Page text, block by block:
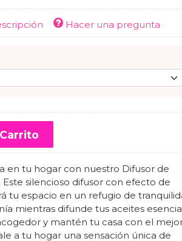
Hacer una pregunta
en tu hogar con nuestro Difusor de
silencioso difusor con efecto de
tu espacio en un refugio de
mientras difunde tus aceites
y mantén tu casa con el
a tu hogar una sensación única de